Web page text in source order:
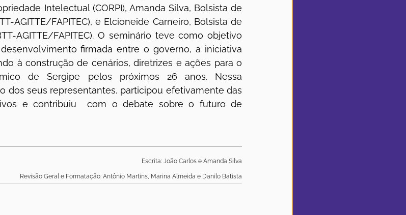
Intelectual (CORPI), Amanda Silva, Bolsista de
AGITTE/FAPITEC), e Elcioneide Carneiro, Bolsista de
AGITTE/FAPITEC). O seminário teve como objetivo
firmada entre o governo, a iniciativa
à construção de cenários, diretrizes e ações para o
de Sergipe pelos próximos 26 anos. Nessa
dos seus representantes, participou efetivamente das
e contribuiu  com o debate sobre o futuro de
Escrita: João Carlos e Amanda Silva
Revisão Geral e Formatação: Antônio Martins, Marina Almeida e Danilo Batista